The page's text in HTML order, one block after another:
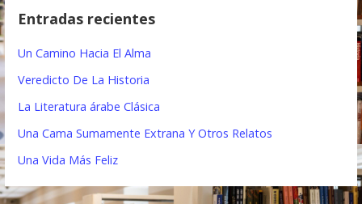
a
ó
n
d
Entradas recientes
Un Camino Hacia El Alma
Veredicto De La Historia
La Literatura árabe Clásica
Una Cama Sumamente Extrana Y Otros Relatos
Una Vida Más Feliz